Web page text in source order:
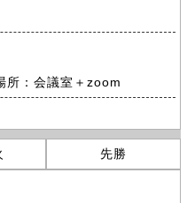
：会議室＋zoom
先勝